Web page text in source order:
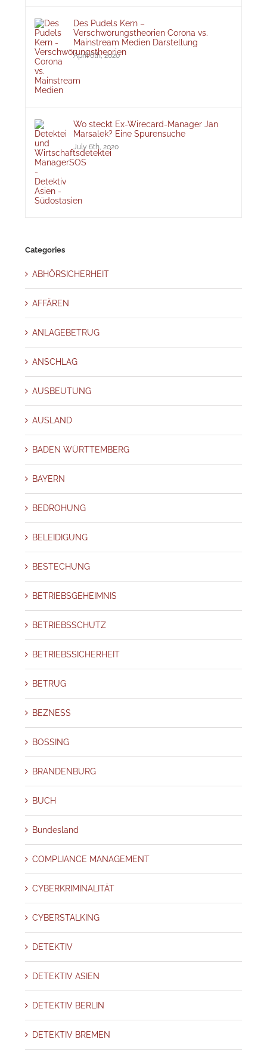
Des Pudels Kern –
Verschwörungstheorien Corona vs.
Mainstream Medien Darstellung
April 6th, 2020
Wo steckt Ex-Wirecard-Manager Jan
Marsalek? Eine Spurensuche
July 6th, 2020
Categories
ABHÖRSICHERHEIT
AFFÄREN
ANLAGEBETRUG
ANSCHLAG
AUSBEUTUNG
AUSLAND
BADEN WÜRTTEMBERG
BAYERN
BEDROHUNG
BELEIDIGUNG
BESTECHUNG
BETRIEBSGEHEIMNIS
BETRIEBSSCHUTZ
BETRIEBSSICHERHEIT
BETRUG
BEZNESS
BOSSING
BRANDENBURG
BUCH
Bundesland
COMPLIANCE MANAGEMENT
CYBERKRIMINALITÄT
CYBERSTALKING
DETEKTIV
DETEKTIV ASIEN
DETEKTIV BERLIN
DETEKTIV BREMEN